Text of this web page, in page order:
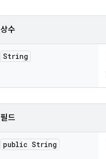
상수
String
필드
public String